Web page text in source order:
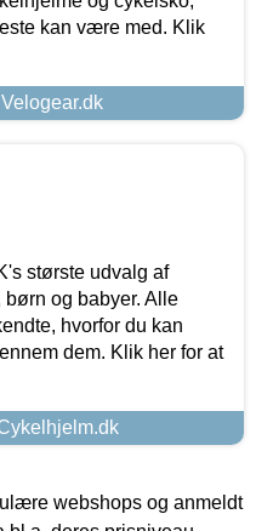
kan være med. Klik
største udvalg af
og babyer. Alle
hvorfor du kan
dem. Klik her for at
webshops og anmeldt